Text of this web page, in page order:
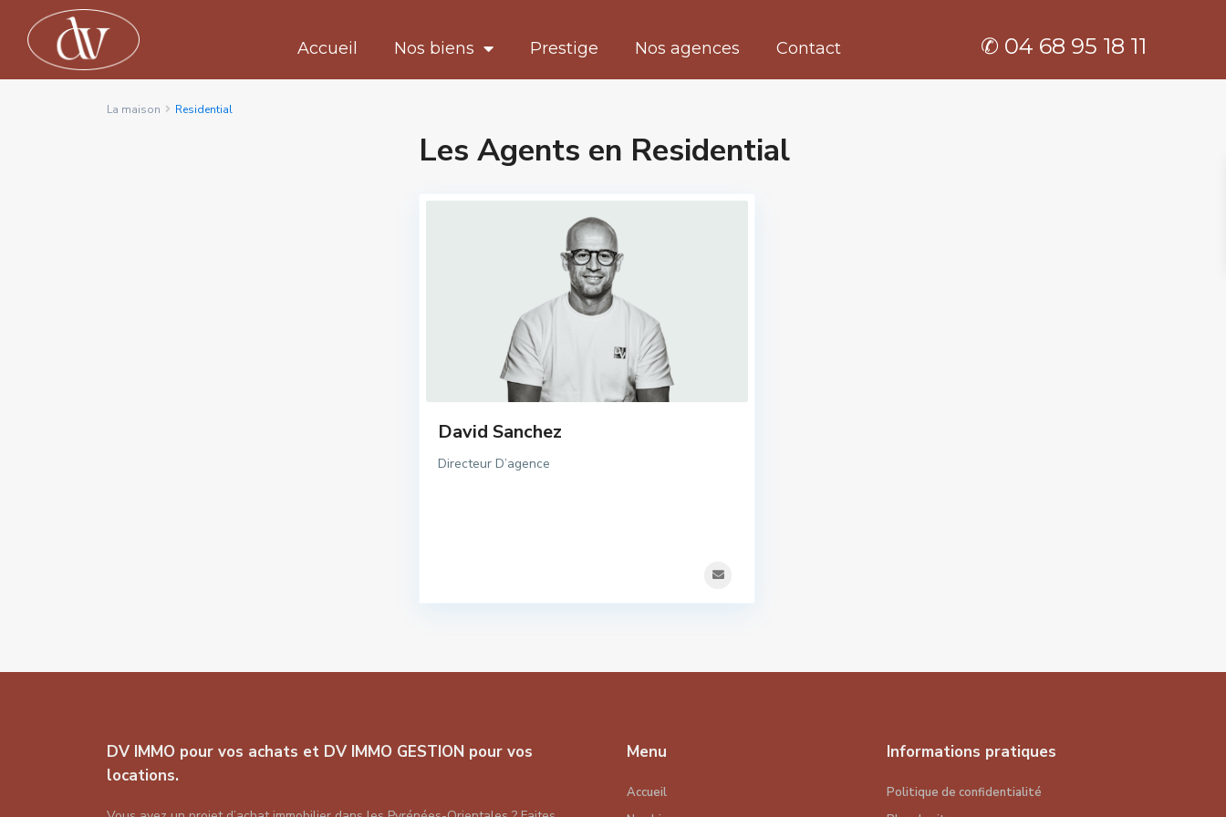
Accueil Nos biens Prestige Nos agences Contact ✆ 04 68 95 18 11
La maison Residential
Les Agents en Residential
David Sanchez
Directeur D’agence
DV IMMO pour vos achats et DV IMMO GESTION pour vos
locations.
Menu
Accueil
Informations pratiques
Politique de confidentialité